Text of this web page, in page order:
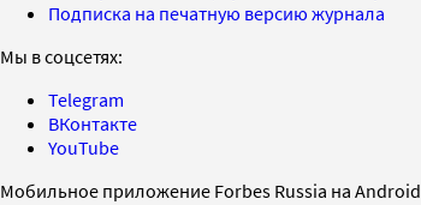
Подписка на печатную версию журнала
Мы в соцсетях:
Telegram
ВКонтакте
YouTube
Мобильное приложение Forbes Russia на Android